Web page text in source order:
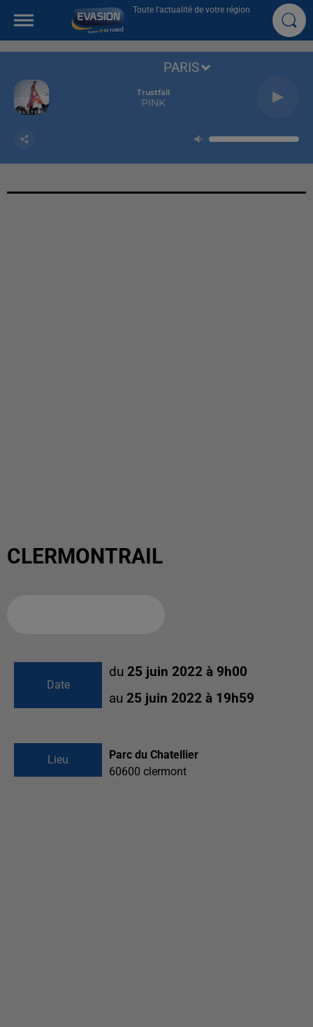
Toute l'actualité de votre région
Trustfall
PINK
PARIS
CLERMONTRAIL
Date
du 25 juin 2022 à 9h00
au 25 juin 2022 à 19h59
Lieu
Parc du Chatellier
60600 clermont